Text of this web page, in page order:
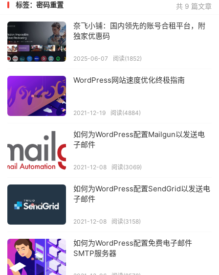
共 9 篇文章
标签：密码重置
奈飞小铺：国内领先的账号合租平台，附
独家优惠码
2025-06-07 阅读(1852)
WordPress网站速度优化终极指南
2021-12-19 阅读(4884)
如何为WordPress配置Mailgun以发送电
子邮件
2021-12-08 阅读(3069)
如何为WordPress配置SendGrid以发送电
子邮件
2021-12-08 阅读(3158)
如何为WordPress配置免费电子邮件
SMTP服务器